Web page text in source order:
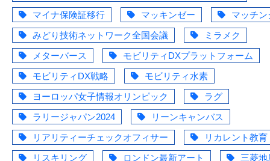
マイナ保険証移行
マッキンゼー
マッチ
みどり技術ネットワーク全国会議
ミラメク
メターバース
モビリティDXプラットフォーム
モビリティDX戦略
モビリティ水素
ヨーロッパ女子情報オリンピック
ラグ
ラリージャパン2024
リーンキャンバス
リアリティーチェックオフィサー
リカレント教育
リスキリング
ロンドン最新アート 三菱地